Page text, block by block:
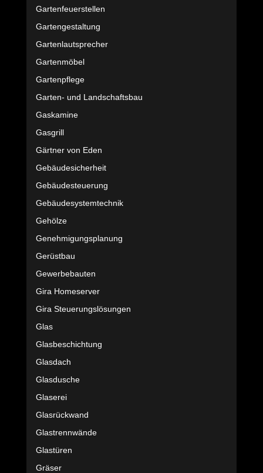
Gartenfeuerstellen
Gartengestaltung
Gartenlautsprecher
Gartenmöbel
Gartenpflege
Garten- und Landschaftsbau
Gaskamine
Gasgrill
Gärtner von Eden
Gebäudesicherheit
Gebäudesteuerung
Gebäudesystemtechnik
Gehölze
Genehmigungsplanung
Gerüstbau
Gewerbebauten
Gira Homeserver
Gira Steuerungslösungen
Glas
Glasbeschichtung
Glasdach
Glasdusche
Glaserei
Glasrückwand
Glastrennwände
Glastüren
Gräser